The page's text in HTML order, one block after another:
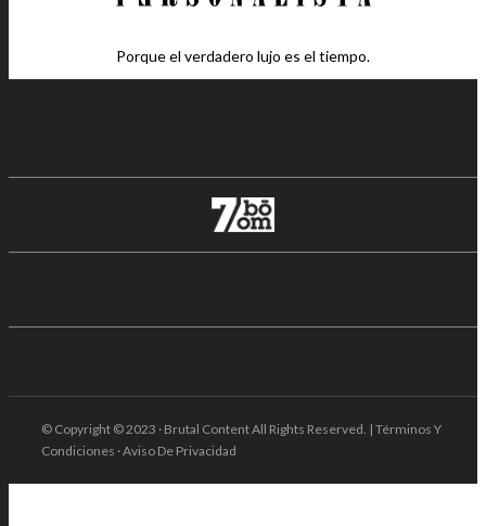
Porque el verdadero lujo es el tiempo.
© Copyright © 2023 · Brutal Content All Rights Reserved. | Términos Y
Condiciones · Aviso De Privacidad